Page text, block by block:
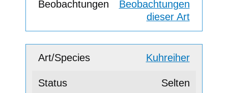
Beobachtungen
dieser Art
Kuhreiher
Selten